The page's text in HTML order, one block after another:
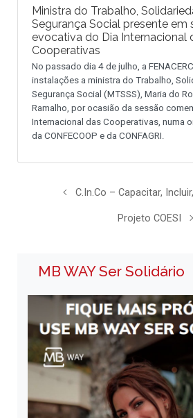
Ministra do Trabalho,
Segurança Social presente em
evocativa do Dia Internacional
Cooperativas
No passado dia 4 de julho, a
instalações a ministra do Trabalho,
Segurança Social (MTSSS), Maria do
Ramalho, por ocasião da sessão
Internacional das Cooperativas, numa
da CONFECOOP e da CONFAGRI.
C.In.Co – Capacitar,
Projeto COESI
MB WAY Ser Solidário